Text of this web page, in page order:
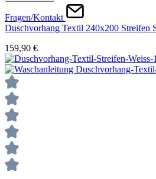
Fragen/Kontakt
Duschvorhang Textil 240x200 Streifen
159,90 €